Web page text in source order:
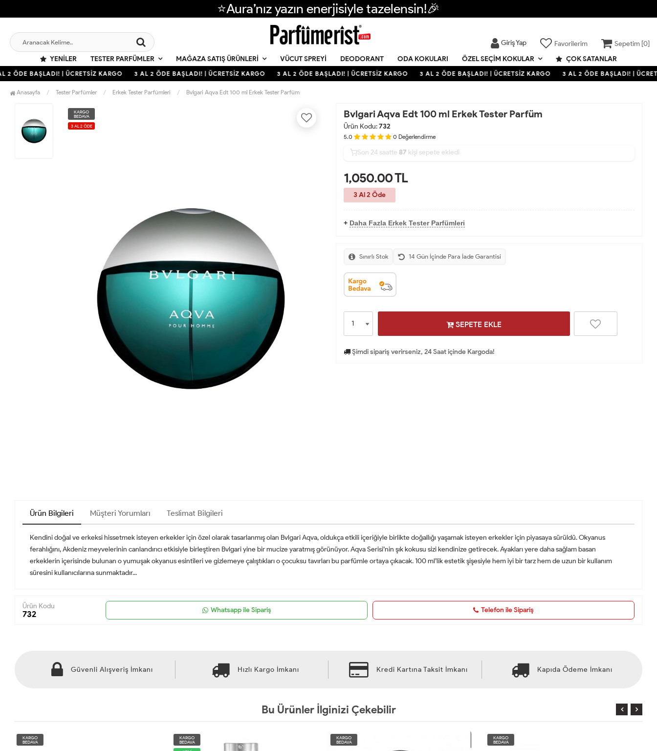
⭐Aura’nız yazın enerjisiyle tazelensin!🎉
Giriş Yap Favorilerim Sepetim [0]
YENILER
TESTER PARFÜMLER MAĞAZA SATIŞ ÜRÜNLERI VÜCUT SPREYI DEODORANT ODA KOKULARI ÖZEL SEÇIM KOKULAR ÇOK SATANLAR
ÖDE BAŞLADI! | ÜCRETSİZ KARGO 3 AL 2 ÖDE BAŞLADI! | ÜCRETSİZ KARGO 3 AL 2 ÖDE BAŞLADI! | ÜCRETSİZ KARGO 3 AL 2 ÖDE BAŞLADI! | ÜCRETSİZ KARGO 3 AL 2 ÖDE BAŞLADI! |
Anasayfa Tester Parfümler Erkek Tester Parfümleri Bvlgari Aqva Edt 100 ml Erkek Tester Parfüm
KARGO
BEDAVA
3 AL 2 ÖDE
Bvlgari Aqva Edt 100 ml Erkek Tester Parfüm
Ürün Kodu:732
5.0 0 Değerlendirme
41 87
Son 24 saatte 32 kişi satın aldı
1,050.00TL
3 Al 2 Öde
+ Daha Fazla Erkek Tester Parfümleri
Sınırlı Stok 14 Gün İçinde Para İade Garantisi
SEPETE EKLE
Şimdi sipariş verirseniz, 24 Saat içinde Kargoda!
Ürün Bilgileri Müşteri Yorumları Teslimat Bilgileri
Kendini doğal ve erkeksi hissetmek isteyen erkekler için özel olarak tasarlanmış olan Bvlgari Aqva, oldukça etkili içeriğiyle birlikte doğallığı yaşamak isteyen erkekler için piyasaya sürüldü. Okyanus
ferahlığını, Akdeniz meyvelerinin canlandırıcı etkisiyle birleştiren Bvlgari yine bir mucize yaratmış görünüyor. Aqva Serisi’nin şık kokusu sizi kendinize getirecek. Ayakları yere daha sağlam basan
erkeklerin içerisinde bulunan o yumuşak okyanus esintileri ve gizlemeye çalıştıkları o çocuksu tavırları bu parfümle ortaya çıkacak. 100 ml’lik estetik şişesiyle hem iyi bir tarz hem de uzun bir kullanım
süresini kullanıcılarına sunmaktadır...
Ürün Kodu
732 Whatsapp ile Sipariş Telefon ile Sipariş
Güvenli Alışveriş İmkanı Hızlı Kargo İmkanı Kredi Kartına Taksit İmkanı Kapıda Ödeme İmkanı
Bu Ürünler İlginizi Çekebilir
KARGO
BEDAVA
KARGO
BEDAVA
KARGO
BEDAVA
KARGO
BEDAVA